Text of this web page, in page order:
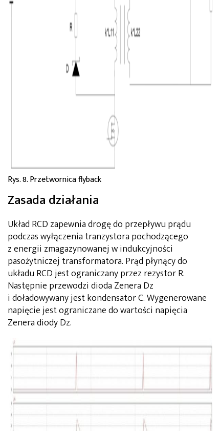
Rys. 8. Przetwornica flyback
Zasada działania
Układ RCD zapewnia drogę do przepływu prądu
podczas wyłączenia tranzystora pochodzącego
z energii zmagazynowanej w indukcyjności
pasożytniczej transformatora. Prąd płynący do
układu RCD jest ograniczany przez rezystor R.
Następnie przewodzi dioda Zenera Dz
i doładowywany jest kondensator C. Wygenerowane
napięcie jest ograniczane do wartości napięcia
Zenera diody Dz.